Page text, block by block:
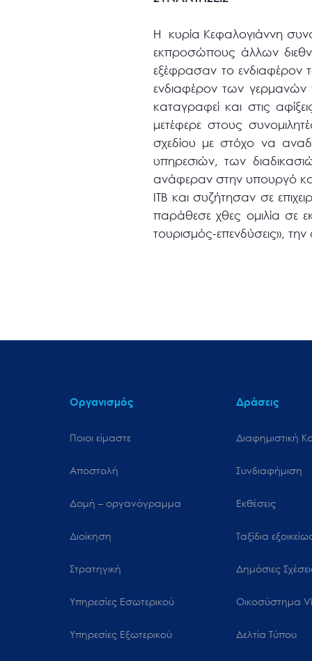
Η κυρία Κεφαλογιάννη
εκπροσώπους άλλων
εξέφρασαν το ενδιαφέρον
ενδιαφέρον των γερμανών
καταγραφεί και στις
μετέφερε στους
σχεδίου με στόχο να
υπηρεσιών, των
ανάφεραν στην υπουργό
ΙΤΒ και συζήτησαν σε
παράθεσε χθες ομιλία σε
τουρισμός-επενδύσεις»,
Οργανισμός
Ποιοι είμαστε
Αποστολή
Δομή – οργανόγραμμα
Διοίκηση
Στρατηγική
Υπηρεσίες Εσωτερικού
Υπηρεσίες Εξωτερικού
Δράσεις
Διαφημιστική
Συνδιαφήμιση
Εκθέσεις
Ταξίδια
Δημόσιες
Oικοσύστημα
Δελτία Τύπου